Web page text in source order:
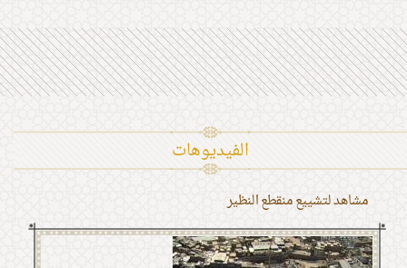
الفیدیوهات
مشاهد لتشييع منقطع النظير